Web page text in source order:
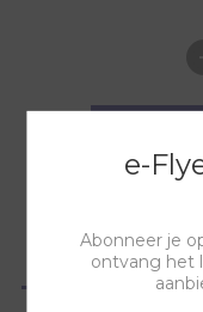
e-
Abonneer je
ontvang het